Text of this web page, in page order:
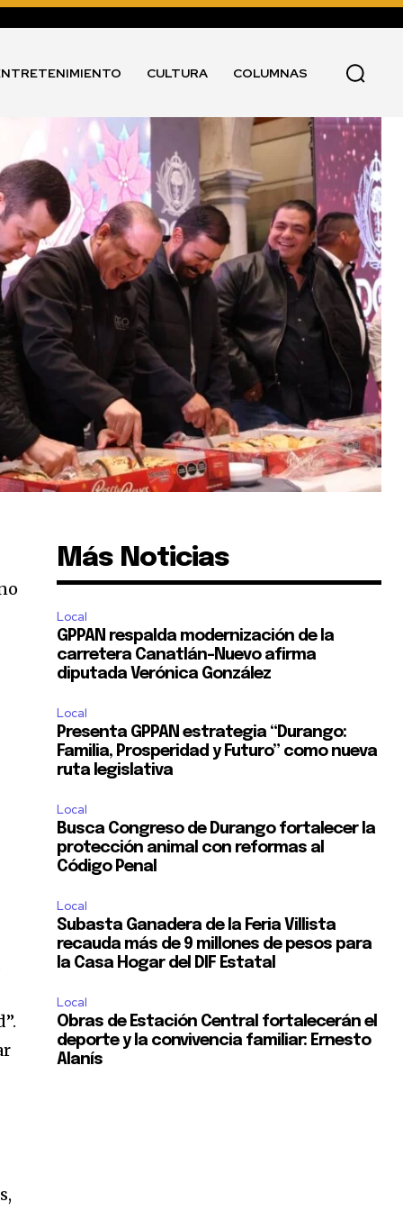
CULTURA COLUMNAS
Más Noticias
Local
GPPAN respalda modernización de la
carretera Canatlán–Nuevo afirma
diputada Verónica González
Local
Presenta GPPAN estrategia “Durango:
Familia, Prosperidad y Futuro” como nueva
ruta legislativa
Local
Busca Congreso de Durango fortalecer la
protección animal con reformas al
Código Penal
Local
Subasta Ganadera de la Feria Villista
recauda más de 9 millones de pesos para
la Casa Hogar del DIF Estatal
Local
Obras de Estación Central fortalecerán el
deporte y la convivencia familiar: Ernesto
Alanís